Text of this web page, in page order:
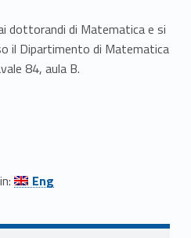
dottorandi di Matematica e si
il Dipartimento di Matematica
84, aula B.
Link identifier #identifier__196947-5 Eng